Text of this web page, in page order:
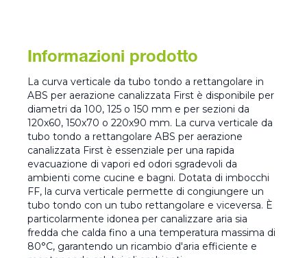
Informazioni prodotto
La curva verticale da tubo tondo a rettangolare in
ABS per aerazione canalizzata First è disponibile per
diametri da 100, 125 o 150 mm e per sezioni da
120x60, 150x70 o 220x90 mm. La curva verticale da
tubo tondo a rettangolare ABS per aerazione
canalizzata First è essenziale per una rapida
evacuazione di vapori ed odori sgradevoli da
ambienti come cucine e bagni. Dotata di imbocchi
FF, la curva verticale permette di congiungere un
tubo tondo con un tubo rettangolare e viceversa. È
particolarmente idonea per canalizzare aria sia
fredda che calda fino a una temperatura massima di
80°C, garantendo un ricambio d'aria efficiente e